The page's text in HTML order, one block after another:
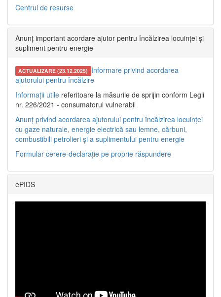
Centrul de resurse
Anunț important acordare ajutor pentru încălzirea locuinței și
supliment pentru energie
ACTUALIZARE (23.12.2025) Informare privind acordarea
ajutorului pentru încălzire
Informații utile referitoare la măsurile de sprijin conform Legii
nr. 226/2021 - consumatorul vulnerabil
Anunț privind acordarea ajutorului pentru încălzirea locuinței
cu gaze naturale, energie electrică sau lemne, cărbuni,
combustibili petrolieri și a suplimentului pentru energie
Formular cerere-declarație pe proprie răspundere
ePIDS